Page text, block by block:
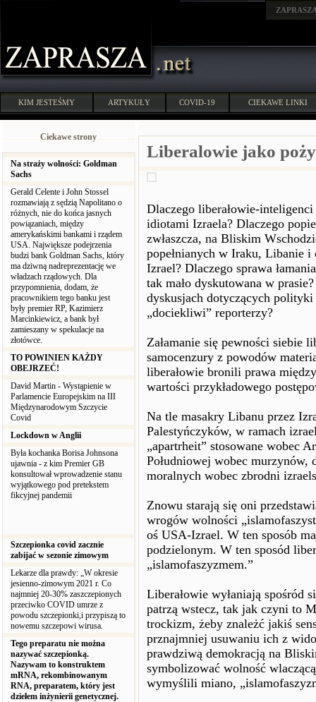
KIM JESTEŚMY ARTYKUŁY COVID-19 CIEKAWE LINKI
Ciekawe strony
Na straży wolności: Goldman
Sachs
Gerald Celente i John Stossel
rozmawiają z sędzią Napolitano o
różnych, nie do końca jasnych
powiązaniach, między
amerykańskimi bankami i rządem
USA. Największe podejrzenia
budzi bank Goldman Sachs, który
ma dziwną nadreprezentację we
władzach rządowych. Dla
przypomnienia, dodam, że
pracownikiem tego banku jest
były premier RP, Kazimierz
Marcinkiewicz, a bank był
zamieszany w spekulacje na
złotówce.
TO POWINIEN KAŻDY
OBEJRZEĆ!
David Martin - Wystąpienie w
Parlamencie Europejskim na III
Międzynarodowym Szczycie
Covid
Lockdown w Anglii
Była kochanka Borisa Johnsona
ujawnia - z kim Premier GB
konsultował wprowadzenie stanu
wyjątkowego pod pretekstem
fikcyjnej pandemii
Szczepionka covid zacznie
zabijać w sezonie zimowym
Lekarze dla prawdy: „W okresie
jesienno-zimowym 2021 r. Co
najmniej 20-30% zaszczepionych
przeciwko COVID umrze z
powodu szczepionki,i przypiszą to
nowemu szczepowi wirusa.
Tego preparatu nie można
nazywać szczepionką.
Nazywam to konstruktem
mRNA, rekombinowanym
RNA, preparatem, który jest
dziełem inżynierii genetycznej.
Liberalowie jako
Dlaczego liberałowie-
idiotami Izraela? Dlaczego
zwłaszcza, na Bliskim
popełnianych w Iraku, Libanie
Izrael? Dlaczego sprawa
tak mało dyskutowana w
dyskusjach dotyczących
„dociekliwi” reporterzy?
Załamanie się pewności siebie
samocenzury z powodów
liberałowie bronili prawa
wartości przykładowego
Na tle masakry Libanu przez
Palestyńczyków, w ramach
„apartrheit” stosowane wobec
Południowej wobec
moralnych wobec zbrodni
Znowu starają się oni
wrogów wolności
oś USA-Izrael. W ten sposób
podzielonym. W ten sposód
„islamofaszyzmem.”
Liberałowie wyłaniają spośród
patrzą wstecz, tak jak czyni to
trockizm, żeby znależć jakiś
prznajmniej usuwaniu ich z
prawdziwą demokracją na
symbolizować wolność
wymyślili miano,